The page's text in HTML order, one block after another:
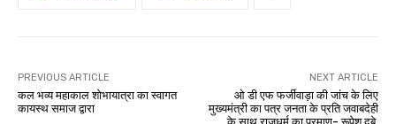
PREVIOUS ARTICLE
कल भव्य महाकाल शोभायात्रा का स्वागत
कायस्थ समाज द्वारा
NEXT ARTICLE
ओ डी एफ फर्जीवाड़ा की जांच के लिए
मुख्यमंत्री का पत्र जनता के प्रति जवाबदेही